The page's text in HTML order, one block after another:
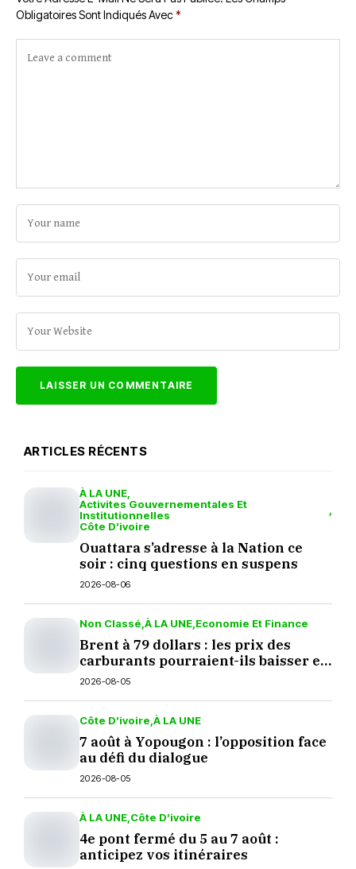
Obligatoires Sont Indiqués Avec*
ARTICLES RÉCENTS
À LA UNE
Activites Gouvernementales Et
Institutionnelles
Côte D’ivoire
Ouattara s’adresse à la Nation ce
soir : cinq questions en suspens
2026-08-06
Non Classé À LA UNE Economie Et Finance
Brent à 79 dollars : les prix des
carburants pourraient-ils baisser en
septembre ?
2026-08-05
Côte D’ivoire À LA UNE
7 août à Yopougon : l’opposition face
au défi du dialogue
2026-08-05
À LA UNE Côte D’ivoire
4e pont fermé du 5 au 7 août :
anticipez vos itinéraires